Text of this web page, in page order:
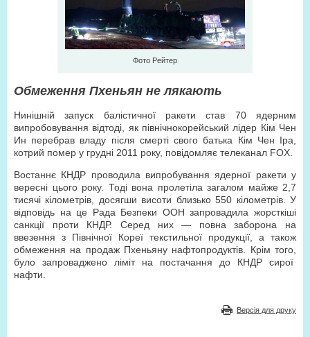
Фото Рейтер
Обмеження Пхеньян не лякають
Нинішній запуск балістичної ракети став 70 ядерним
випробовування відтоді, як північнокорейський лідер Кім Чен
Ин перебрав владу після смерті свого батька Кім Чен Іра,
котрий помер у грудні 2011 року, повідомляє телеканал FOХ.
Востаннє КНДР проводила випробування ядерної ракети у
вересні цього року. Тоді вона пролетіла загалом майже 2,7
тисячі кілометрів, досягши висоти близько 550 кілометрів. У
відповідь на це Рада Безпеки ООН запровадила жорсткіші
санкції проти КНДР. Серед них — повна заборона на
ввезення з Північної Кореї текстильної продукції, а також
обмеження на продаж Пхеньяну нафтопродуктів. Крім того,
було запроваджено ліміт на постачання до КНДР сирої
нафти.
Версія для друку